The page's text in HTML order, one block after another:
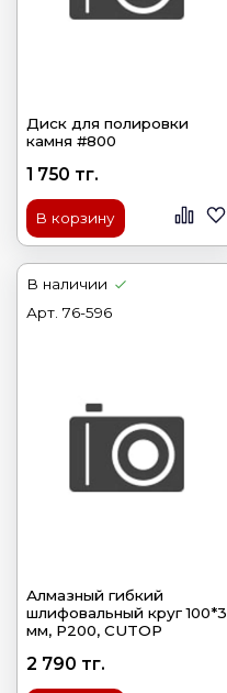
Диск для полировки
камня #800
1 750 тг.
В корзину
В наличии
Арт. 76-596
Алмазный гибкий
шлифовальный круг 100*3
мм, Р200, CUTOP
2 790 тг.